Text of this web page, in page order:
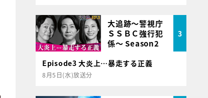
大追跡～警視庁
ＳＳＢＣ強行犯
係～ Season2
3
Episode3 大炎上…暴走する正義
8月5日(水)放送分